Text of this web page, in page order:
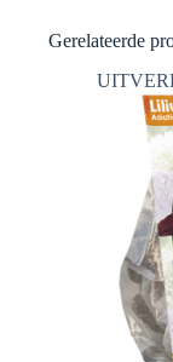
Gerelateerde